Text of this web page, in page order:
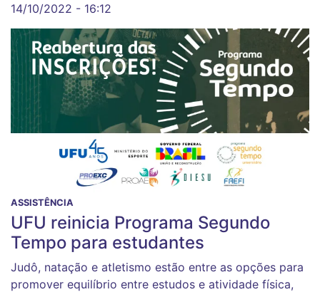
14/10/2022 - 16:12
ASSISTÊNCIA
UFU reinicia Programa Segundo
Tempo para estudantes
Judô, natação e atletismo estão entre as opções para
promover equilíbrio entre estudos e atividade física,